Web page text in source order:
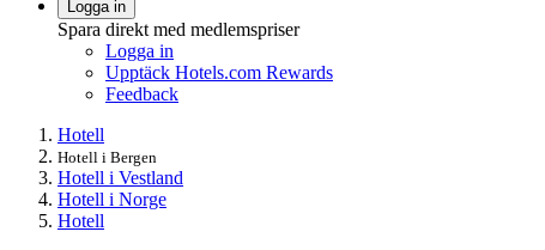
Logga in
Spara direkt med medlemspriser
Logga in
Upptäck Hotels.com Rewards
Feedback
Hotell
Hotell i Bergen
Hotell i Vestland
Hotell i Norge
Hotell